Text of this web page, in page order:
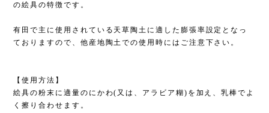
の絵具の特徴です。
有田で主に使用されている天草陶土に適した膨張率設定となっ
ておりますので、他産地陶土での使用時にはご注意下さい。
【使用方法】
絵具の粉末に適量のにかわ(又は、アラビア糊)を加え、乳棒でよ
く擦り合わせます。